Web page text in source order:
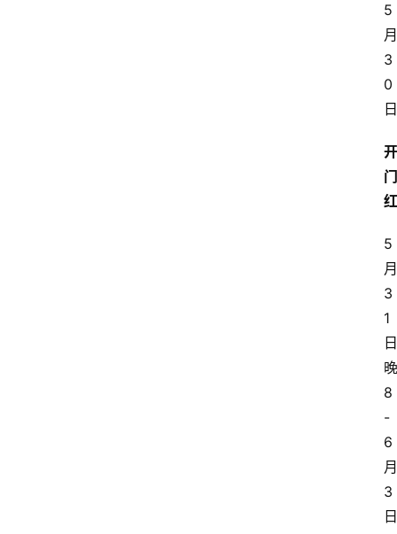
5
月
3
0
日
开
门
红
5
月
3
1
日
晚
8
-
6
月
3
日